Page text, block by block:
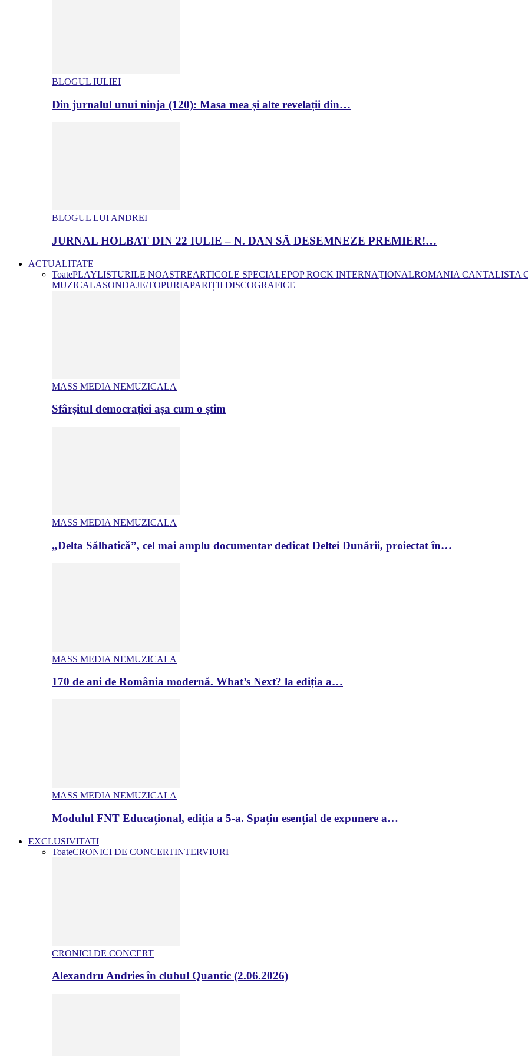
BLOGUL IULIEI
Din jurnalul unui ninja (120): Masa mea și alte revelații din…
BLOGUL LUI ANDREI
JURNAL HOLBAT DIN 22 IULIE – N. DAN SĂ DESEMNEZE PREMIER!…
ACTUALITATE
ToatePLAYLISTURILE NOASTREARTICOLE SPECIALEPOP ROCK INTERNAȚIONALROMANIA CANTALISTA
MUZICALASONDAJE/TOPURIAPARIȚII DISCOGRAFICE
MASS MEDIA NEMUZICALA
Sfârșitul democrației așa cum o știm
MASS MEDIA NEMUZICALA
„Delta Sălbatică”, cel mai amplu documentar dedicat Deltei Dunării, proiectat în…
MASS MEDIA NEMUZICALA
170 de ani de România modernă. What’s Next? la ediția a…
MASS MEDIA NEMUZICALA
Modulul FNT Educațional, ediția a 5-a. Spațiu esențial de expunere a…
EXCLUSIVITATI
ToateCRONICI DE CONCERTINTERVIURI
CRONICI DE CONCERT
Alexandru Andries în clubul Quantic (2.06.2026)